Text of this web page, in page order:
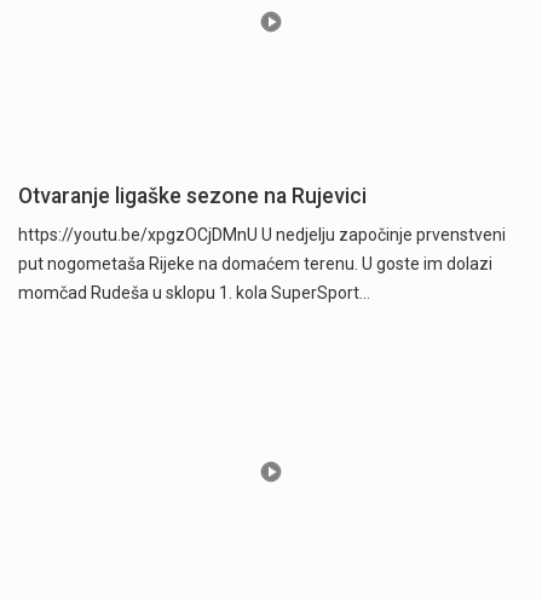
Otvaranje ligaške sezone na Rujevici
https://youtu.be/xpgzOCjDMnU U nedjelju započinje prvenstveni
put nogometaša Rijeke na domaćem terenu. U goste im dolazi
momčad Rudeša u sklopu 1. kola SuperSport…